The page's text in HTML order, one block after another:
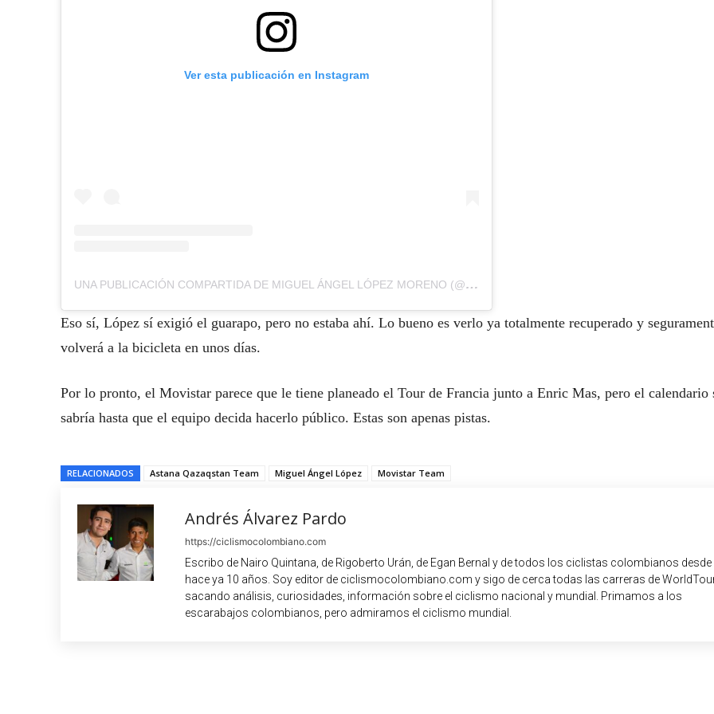
Ver esta publicación en Instagram
UNA PUBLICACIÓN COMPARTIDA DE MIGUEL ÁNGEL LÓPEZ MORENO (@MIGUELSUPERLOPEZ)
Eso sí, López sí exigió el guarapo, pero no estaba ahí. Lo bueno es verlo ya totalmente recuperado y
volverá a la bicicleta en unos días.
Por lo pronto, el Movistar parece que le tiene planeado el Tour de Francia junto a Enric Mas, pero el calendario
sabría hasta que el equipo decida hacerlo público. Estas son apenas pistas.
RELACIONADOS Astana Qazaqstan Team Miguel Ángel López Movistar Team
Andrés Álvarez Pardo
https://ciclismocolombiano.com
Escribo de Nairo Quintana, de Rigoberto Urán, de Egan Bernal y de todos los ciclistas colombianos desde
hace ya 10 años. Soy editor de ciclismocolombiano.com y sigo de cerca todas las carreras de
sacando análisis, curiosidades, información sobre el ciclismo nacional y mundial. Primamos a los
escarabajos colombianos, pero admiramos el ciclismo mundial.